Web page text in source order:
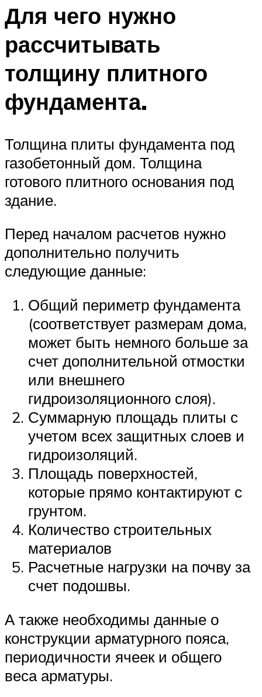
Для чего нужно
рассчитывать
толщину плитного
фундамента.
Толщина плиты фундамента под
газобетонный дом. Толщина
готового плитного основания под
здание.
Перед началом расчетов нужно
дополнительно получить
следующие данные:
Общий периметр фундамента
(соответствует размерам дома,
может быть немного больше за
счет дополнительной отмостки
или внешнего
гидроизоляционного слоя).
Суммарную площадь плиты с
учетом всех защитных слоев и
гидроизоляций.
Площадь поверхностей,
которые прямо контактируют с
грунтом.
Количество строительных
материалов
Расчетные нагрузки на почву за
счет подошвы.
А также необходимы данные о
конструкции арматурного пояса,
периодичности ячеек и общего
веса арматуры.